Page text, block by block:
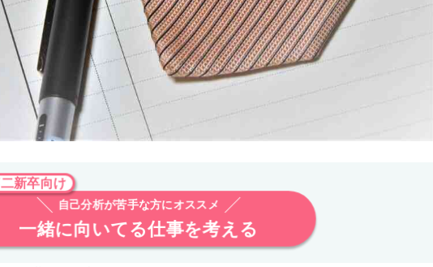
第二新卒向け
自己分析が苦手な方にオススメ
一緒に向いてる仕事を考える